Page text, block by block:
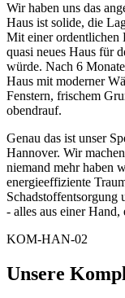
Wir haben uns das
Haus ist solide, die
Mit einer ordentlichen
quasi neues Haus für
würde. Nach 6
Haus mit moderner
Fenstern, frischem
obendrauf.
Genau das ist unser
Hannover. Wir
niemand mehr haben
energieeffiziente
Schadstoffentsorgung
- alles aus einer Hand,
KOM-HAN-02
Unsere